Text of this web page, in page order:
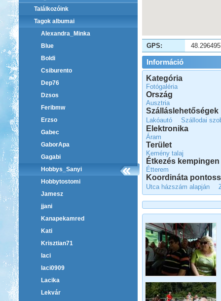
Találkozóink
Tagok albumai
Alexandra_Minka
Blue
Boldi
Csiburento
Dep76
Dzsos
Feribmw
Erzso
Gabec
GaborApa
Gagabi
Hobbys_Sanyi
Hobbytostomi
Jamesz
jjani
Kanapekamred
Kati
Krisztian71
laci
laci0909
Lacika
Lekvár
GPS:
Információ
Kategória
Fotógaléria
Ország
Ausztria
Szálláslehetőségek
Lakóautó Szállodai
Elektronika
Áram
Terület
Kemény talaj
Étkezés
Étterem
Koordináta
Utca házszám alapján